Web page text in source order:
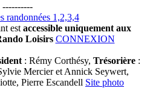
----------
randonnées 1,2,3,4
est accessible uniquement aux
Loisirs CONNEXION
: Rémy Corthésy, Trésorière :
Mercier et Annick Seywert,
Pierre Escandell Site photo